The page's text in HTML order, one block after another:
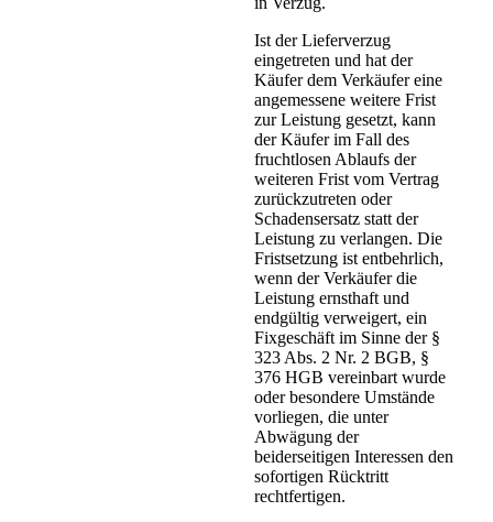
Ist der Lieferverzug
eingetreten und hat der
Käufer dem Verkäufer eine
angemessene weitere Frist
zur Leistung gesetzt, kann
der Käufer im Fall des
fruchtlosen Ablaufs der
weiteren Frist vom Vertrag
zurückzutreten oder
Schadensersatz statt der
Leistung zu verlangen. Die
Fristsetzung ist entbehrlich,
wenn der Verkäufer die
Leistung ernsthaft und
endgültig verweigert, ein
Fixgeschäft im Sinne der §
323 Abs. 2 Nr. 2 BGB, §
376 HGB vereinbart wurde
oder besondere Umstände
vorliegen, die unter
Abwägung der
beiderseitigen Interessen den
sofortigen Rücktritt
rechtfertigen.